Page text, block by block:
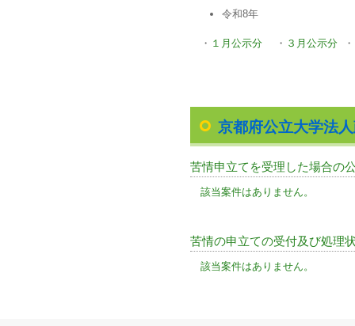
令和8年
・ １月公示分 ・ ３月公示分 ・
京都府公立大学法
苦情申立てを受理した場合の
該当案件はありません。
苦情の申立ての受付及び処理
該当案件はありません。